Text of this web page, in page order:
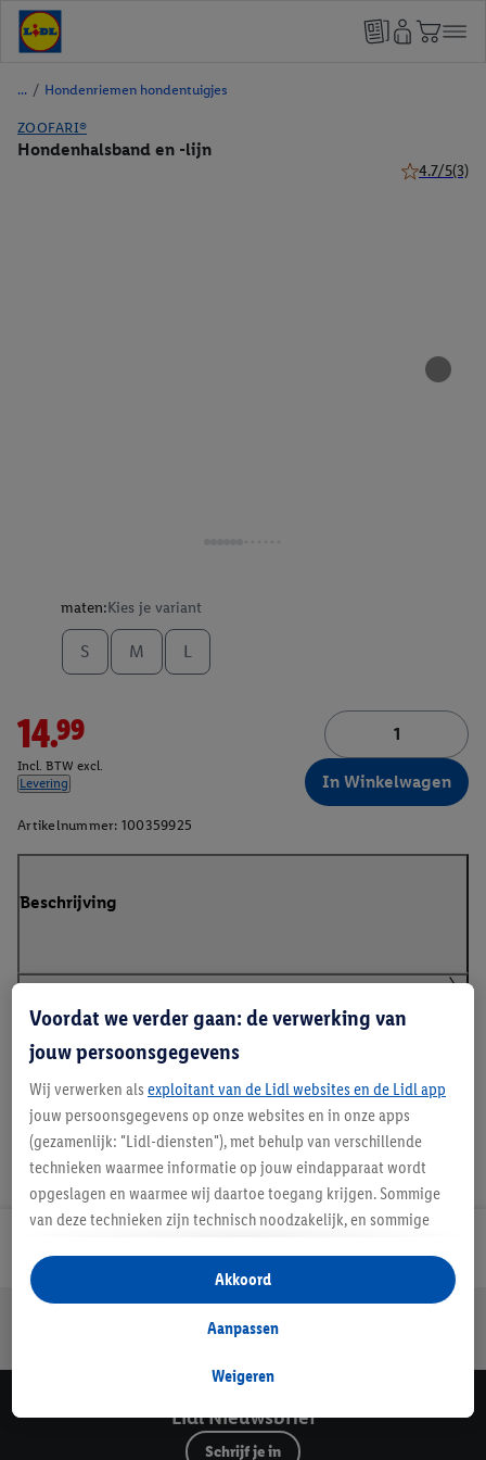
/ Hondenriemen hondentuigjes
ZOOFARI®
Hondenhalsband en -lijn
4.7/5(3)
maten:Kies je variant
S M L
14.99
Incl. BTW excl.
Levering
In Winkelwagen
Artikelnummer: 100359925
Beschrijving
Handleidingen en downloads
Veilig winkelen
Lidl Nieuwsbrief
Schrijf je in
Voordat we verder gaan: de verwerking van
jouw persoonsgegevens
Wij verwerken als exploitant van de Lidl websites en de Lidl app
jouw persoonsgegevens op onze websites en in onze apps
(gezamenlijk: "Lidl-diensten"), met behulp van verschillende
technieken waarmee informatie op jouw eindapparaat wordt
opgeslagen en waarmee wij daartoe toegang krijgen. Sommige
van deze technieken zijn technisch noodzakelijk, en sommige
opslaan van voorkeursinstellingen, het verzamelen en
analyseren van statistieken of voor het tonen van
gepersonaliseerde reclame binnen en buiten de Lidl-diensten.
gegevens over jouw aankoopgedrag in de winkel ook voor de
Als je hier toestemming geeft aan ons voor het personaliseren
van reclame en als je vervolgens een Lidl Plus-account
Weigeren
Aanpassen
Akkoord